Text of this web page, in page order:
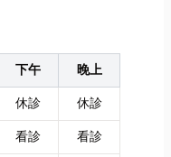
下午
晚上
休診
休診
看診
看診